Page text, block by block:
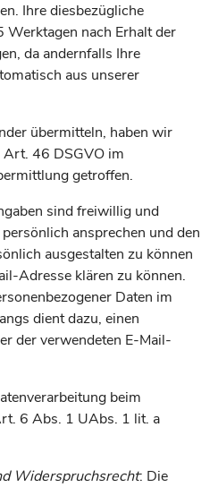
Ihre diesbezügliche
nach Erhalt der
da andernfalls Ihre
aus unserer
übermitteln, haben wir
Art. 46 DSGVO im
getroffen.
sind freiwillig und
ansprechen und den
ausgestalten zu können
Adresse klären zu können.
Daten im
dient dazu, einen
der verwendeten E-Mail-
beim
6 Abs. 1 UAbs. 1 lit. a
Widerspruchsrecht: Die